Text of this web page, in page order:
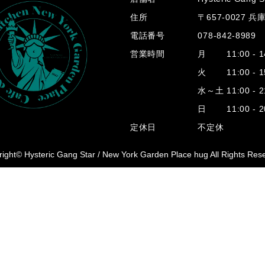
住所
〒657-0027 兵
電話番号
078-842-8989
営業時間
月 11:00 -
火 11:00 -
水～土 11:00 -
日 11:00 -
定休日
不定休
Hysteric Gang Star / New York Garden Place hug All Rights